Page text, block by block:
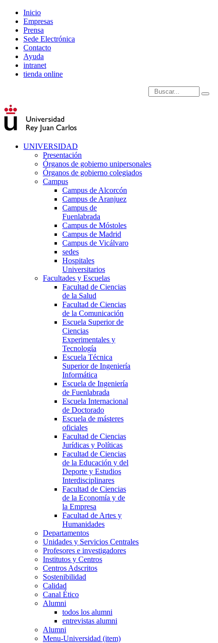
Inicio
Empresas
Prensa
Sede Electrónica
Contacto
Ayuda
intranet
tienda online
Introduce términos de
UNIVERSIDAD
Presentación
Órganos de gobierno unipersonales
Órganos de gobierno colegiados
Campus
Campus de Alcorcón
Campus de Aranjuez
Campus de
Fuenlabrada
Campus de Móstoles
Campus de Madrid
Campus de Vicálvaro
sedes
Hospitales
Universitarios
Facultades y Escuelas
Facultad de Ciencias
de la Salud
Facultad de Ciencias
de la Comunicación
Escuela Superior de
Ciencias
Experimentales y
Tecnología
Escuela Técnica
Superior de Ingeniería
Informática
Escuela de Ingeniería
de Fuenlabrada
Escuela Internacional
de Doctorado
Escuela de másteres
oficiales
Facultad de Ciencias
Jurídicas y Políticas
Facultad de Ciencias
de la Educación y del
Deporte y Estudios
Interdisciplinares
Facultad de Ciencias
de la Economía y de
la Empresa
Facultad de Artes y
Humanidades
Departamentos
Unidades y Servicios Centrales
Profesores e investigadores
Institutos y Centros
Centros Adscritos
Sostenibilidad
Calidad
Canal Ético
Alumni
todos los alumni
entrevistas alumni
Alumni
Menu-Universidad (item)